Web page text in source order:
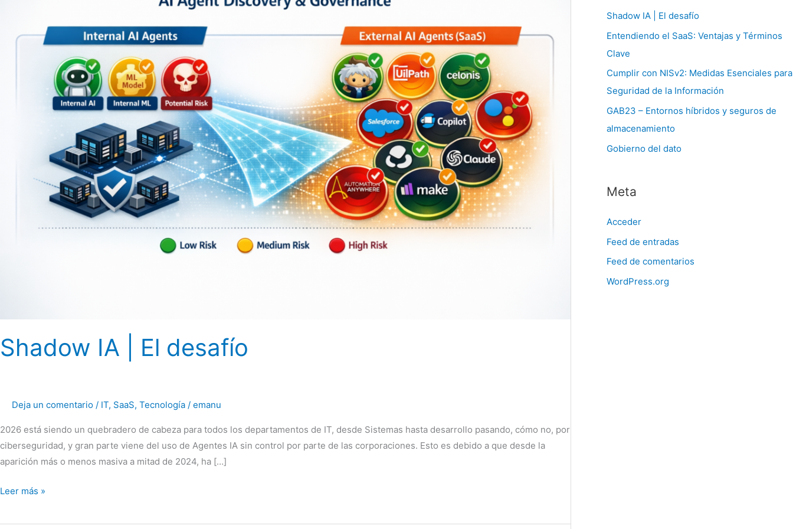
Shadow IA | El desafío
Deja un comentario / IT, SaaS, Tecnología / emanu
2026 está siendo un quebradero de cabeza para todos los departamentos de IT, desde Sistemas hasta desarrollo pasando, cómo no, por
ciberseguridad, y gran parte viene del uso de Agentes IA sin control por parte de las corporaciones. Esto es debido a que desde la
aparición más o menos masiva a mitad de 2024, ha […]
Shadow
|
Leer más »
Shadow IA | El desafío
Entendiendo el SaaS: Ventajas y Términos
Clave
Cumplir con NISv2: Medidas Esenciales para
Seguridad de la Información
GAB23 – Entornos híbridos y seguros de
almacenamiento
Gobierno del dato
Meta
Acceder
Feed de entradas
Feed de comentarios
WordPress.org